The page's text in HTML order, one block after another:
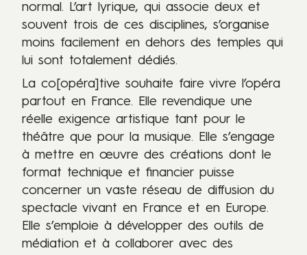
normal. L’art lyrique, qui associe deux et
souvent trois de ces disciplines, s’organise
moins facilement en dehors des temples qui
lui sont totalement dédiés.
La co[opéra]tive souhaite faire vivre l’opéra
partout en France. Elle revendique une
réelle exigence artistique tant pour le
théâtre que pour la musique. Elle s’engage
à mettre en œuvre des créations dont le
format technique et financier puisse
concerner un vaste réseau de diffusion du
spectacle vivant en France et en Europe.
Elle s’emploie à développer des outils de
médiation et à collaborer avec des